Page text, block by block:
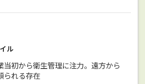
ル
当初から衛生管理に注力。遠方から
られる存在